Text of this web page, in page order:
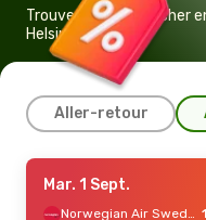
Trouvez un vol pas cher
Helsinki
Aller-retour
Dim. 23 Août
Lufthansa1 Escale
Mar. 1 Sept.
Norwegian Air Sweden